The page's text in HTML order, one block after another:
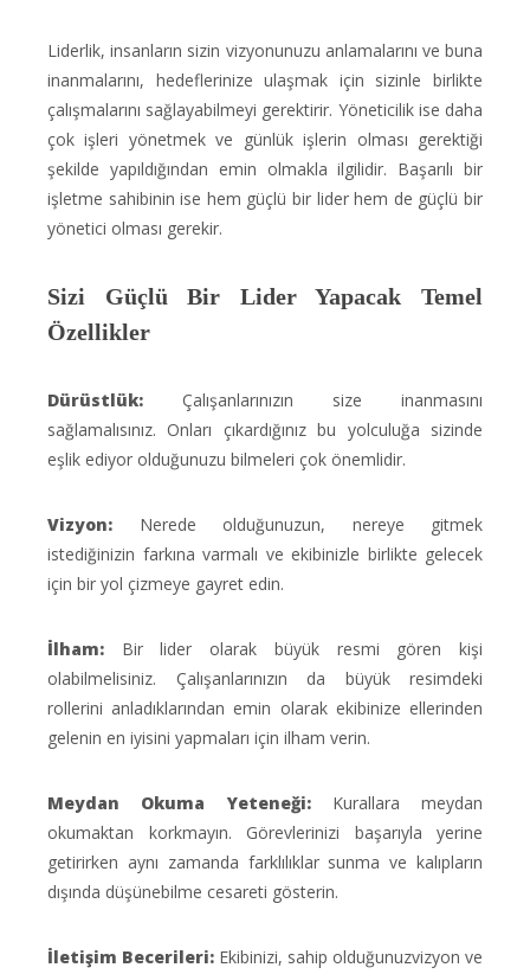
Liderlik, insanların sizin vizyonunuzu anlamalarını ve buna
inanmalarını, hedeflerinize ulaşmak için sizinle birlikte
çalışmalarını sağlayabilmeyi gerektirir. Yöneticilik ise daha
çok işleri yönetmek ve günlük işlerin olması gerektiği
şekilde yapıldığından emin olmakla ilgilidir. Başarılı bir
işletme sahibinin ise hem güçlü bir lider hem de güçlü bir
yönetici olması gerekir.
Sizi Güçlü Bir Lider Yapacak Temel
Özellikler
Dürüstlük: Çalışanlarınızın size inanmasını
sağlamalısınız. Onları çıkardığınız bu yolculuğa sizinde
eşlik ediyor olduğunuzu bilmeleri çok önemlidir.
Vizyon: Nerede olduğunuzun, nereye gitmek
istediğinizin farkına varmalı ve ekibinizle birlikte gelecek
için bir yol çizmeye gayret edin.
İlham: Bir lider olarak büyük resmi gören kişi
olabilmelisiniz. Çalışanlarınızın da büyük resimdeki
rollerini anladıklarından emin olarak ekibinize ellerinden
gelenin en iyisini yapmaları için ilham verin.
Meydan Okuma Yeteneği: Kurallara meydan
okumaktan korkmayın. Görevlerinizi başarıyla yerine
getirirken aynı zamanda farklılıklar sunma ve kalıpların
dışında düşünebilme cesareti gösterin.
İletişim Becerileri: Ekibinizi, sahip olduğunuzvizyon ve